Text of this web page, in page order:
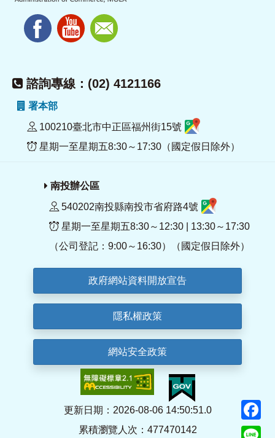
諮詢專線：(02) 4121166
署本部
100210臺北市中正區福州街15號
星期一至星期五8:30～17:30（國定假日除外）
南投辦公區
540202南投縣南投市省府路4號
星期一至星期五8:30～12:30 | 13:30～17:30
（公司登記：9:00～16:30）（國定假日除外）
政府網站資料開放宣告
隱私權政策
網站安全政策
更新日期：2026-08-06 14:50:51.0
累積瀏覽人次：477470142